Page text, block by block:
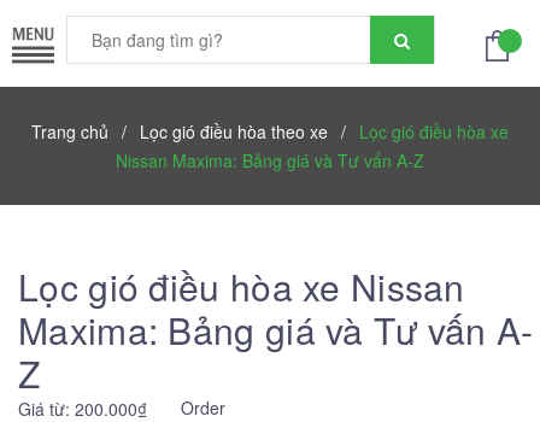
Trang chủ / Lọc gió điều hòa theo xe / Lọc gió điều hòa xe
Nissan Maxima: Bảng giá và Tư vấn A-Z
Lọc gió điều hòa xe Nissan
Maxima: Bảng giá và Tư vấn A-
Z
Giá từ: 200.000₫ Order